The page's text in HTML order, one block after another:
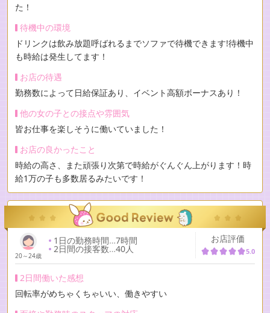
た！
待機中の環境
ドリンクは飲み放題呼ばれるまでソファで待機できます!待機中
も時給は発生してます！
お店の待遇
勤務数によって日給保証あり、イベント高額ボーナスあり！
他の女の子との接点や雰囲気
皆お仕事を楽しそうに働いていました！
お店の良かったこと
時給の高さ、また頑張り次第で時給がぐんぐん上がります！時
給1万の子も多数居るみたいです！
20～24歳
1日の勤務時間…7時間
2日間の接客数…40人
お店評価
5.0
2日間働いた感想
回転率がめちゃくちゃいい、働きやすい